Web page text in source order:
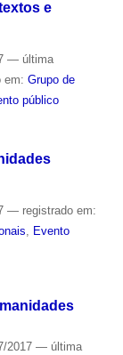
e
— última
em: Grupo de
público
— registrado em:
Evento
2017 — última